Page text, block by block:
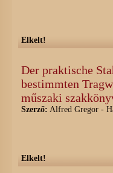
Elkelt!
Der praktische
bestimmten
műszaki
Szerző: Alfred Gregor -
Elkelt!